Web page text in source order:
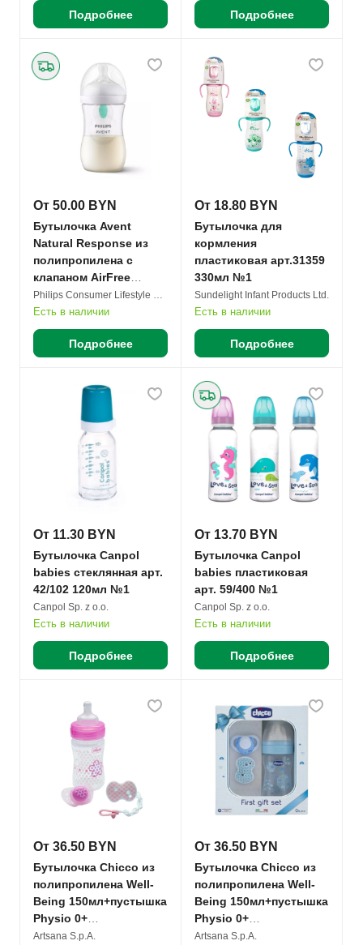
Подробнее Подробнее
От 50.00 BYN
Бутылочка Avent
Natural Response из
полипропилена с
клапаном AirFree
SCY673/81, декор Слон,
87213 260мл №1
Philips Consumer Lifestyle B.V.
Есть в наличии
Подробнее
От 18.80 BYN
Бутылочка для
кормления
пластиковая арт.31359
330мл №1
Sundelight Infant Products Ltd.
Есть в наличии
Подробнее
От 11.30 BYN
Бутылочка Canpol
babies стеклянная арт.
42/102 120мл №1
Canpol Sp. z o.o.
Есть в наличии
Подробнее
От 13.70 BYN
Бутылочка Canpol
babies пластиковая
арт. 59/400 №1
Canpol Sp. z o.o.
Есть в наличии
Подробнее
От 36.50 BYN
Бутылочка Chicco из
полипропилена Well-
Being 150мл+пустышка
Physio 0+
силикон.+цепочка для
Artsana S.p.A.
От 36.50 BYN
Бутылочка Chicco из
полипропилена Well-
Being 150мл+пустышка
Physio 0+
силикон.+цепочка для
Artsana S.p.A.